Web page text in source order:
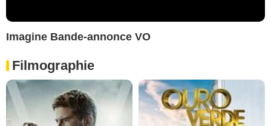
Imagine Bande-annonce VO
Filmographie